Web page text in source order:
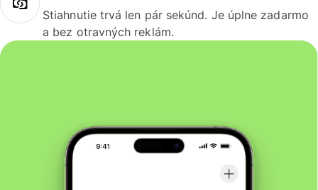
Stiahnutie trvá len pár sekúnd. Je úplne zadarmo
a bez otravných reklám.